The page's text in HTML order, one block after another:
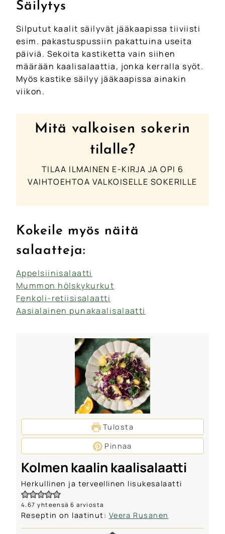
Säilytys
Silputut kaalit säilyvät jääkaapissa tiiviisti
esim. pakastuspussiin pakattuina useita
päiviä. Sekoita kastiketta vain siihen
määrään kaalisalaattia, jonka kerralla syöt.
Myös kastike säilyy jääkaapissa ainakin
viikon.
Mitä valkoisen sokerin
tilalle?
TILAA ILMAINEN E-KIRJA JA OPI 6
VAIHTOEHTOA VALKOISELLE SOKERILLE
Kokeile myös näitä
salaatteja:
Appelsiinisalaatti
Mummon hölskykurkut
Fenkoli-retiisisalaatti
Aasialainen punakaalisalaatti
Tulosta
Pinnaa
Kolmen kaalin kaalisalaatti
Herkullinen ja terveellinen lisukesalaatti
4.67 yhteensä6 arviosta
Reseptin on laatinut: Veera Rusanen